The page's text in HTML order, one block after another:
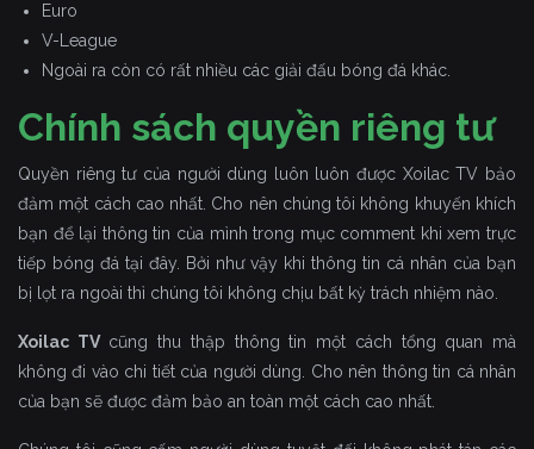
Euro
V-League
Ngoài ra còn có rất nhiều các giải đấu bóng đá khác.
Chính sách quyền riêng tư
Quyền riêng tư của người dùng luôn luôn được Xoilac TV bảo
đảm một cách cao nhất. Cho nên chúng tôi không khuyến khích
bạn để lại thông tin của mình trong mục comment khi xem trực
tiếp bóng đá tại đây. Bởi như vậy khi thông tin cá nhân của bạn
bị lọt ra ngoài thì chúng tôi không chịu bất kỳ trách nhiệm nào.
Xoilac TVcũng thu thập thông tin một cách tổng quan mà
không đi vào chi tiết của người dùng. Cho nên thông tin cá nhân
của bạn sẽ được đảm bảo an toàn một cách cao nhất.